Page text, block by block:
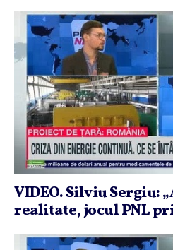
VIDEO. Silviu Sergiu:
realitate, jocul PNL